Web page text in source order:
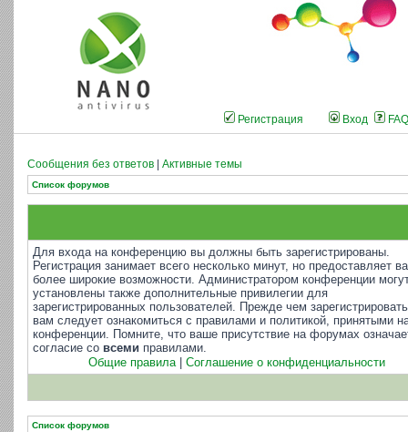
Регистрация Вход FAQ
Сообщения без ответов Активные темы
Список форумов
Для входа на конференцию вы должны быть зарегистрированы.
Регистрация занимает всего несколько минут, но предоставляет
более широкие возможности. Администратором конференции
установлены также дополнительные привилегии для
зарегистрированных пользователей. Прежде чем
вам следует ознакомиться с правилами и политикой, принятыми
конференции. Помните, что ваше присутствие на форумах
согласие со всеми правилами.
Общие правила| Соглашение о конфиденциальности
Список форумов